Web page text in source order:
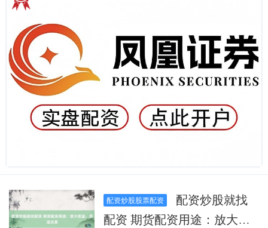
配资炒股股票配资
配资 期货配资用途：放大收